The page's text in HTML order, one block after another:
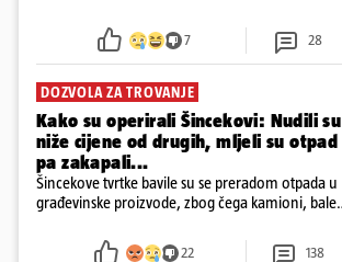
7 28
DOZVOLA ZA TROVANJE
Kako su operirali Šincekovi: Nudili su
niže cijene od drugih, mljeli su otpad
pa zakapali...
Šincekove tvrtke bavile su se preradom otpada u
građevinske proizvode, zbog čega kamioni, bale
22 138